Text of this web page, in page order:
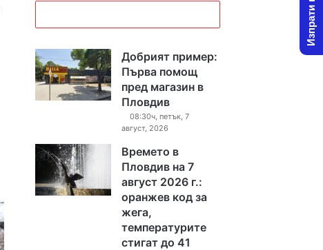
Добрият пример:
Първа помощ
пред магазин в
Пловдив
08:30ч, петък, 7
август, 2026
Времето в
Пловдив на 7
август 2026 г.:
оранжев код за
жега,
температурите
стигат до 41